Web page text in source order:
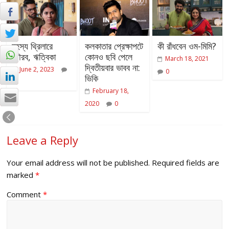
রহস্য থ্রিলারে
গৌরব, ঋত্বিকা
June 2, 2023
0
কলকাতার প্রেক্ষাপটে
কোনও ছবি পেলে
দ্বিতীয়বার ভাবব না:
ভিকি
February 18,
2020
0
কী রাঁধবেন ওম-মিমি?
March 18, 2021
0
Leave a Reply
Your email address will not be published. Required fields are
marked*
Comment*